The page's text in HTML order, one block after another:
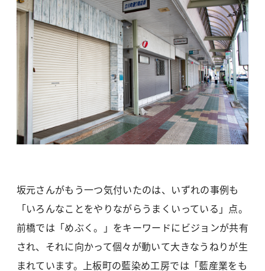
坂元さんがもう一つ気付いたのは、いずれの事例も
「いろんなことをやりながらうまくいっている」点。
前橋では「めぶく。」をキーワードにビジョンが共有
され、それに向かって個々が動いて大きなうねりが生
まれています。上板町の藍染め工房では「藍産業をも